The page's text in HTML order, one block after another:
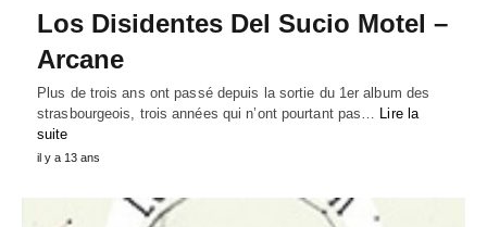
Los Disidentes Del Sucio Motel –
Arcane
Plus de trois ans ont passé depuis la sortie du 1er album des
strasbourgeois, trois années qui n’ont pourtant pas… Lire la
suite
il y a 13 ans